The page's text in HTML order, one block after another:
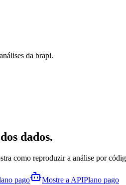
da brapi.
dados.
como reproduzir a análise por
pago Mostre a APIPlano pago